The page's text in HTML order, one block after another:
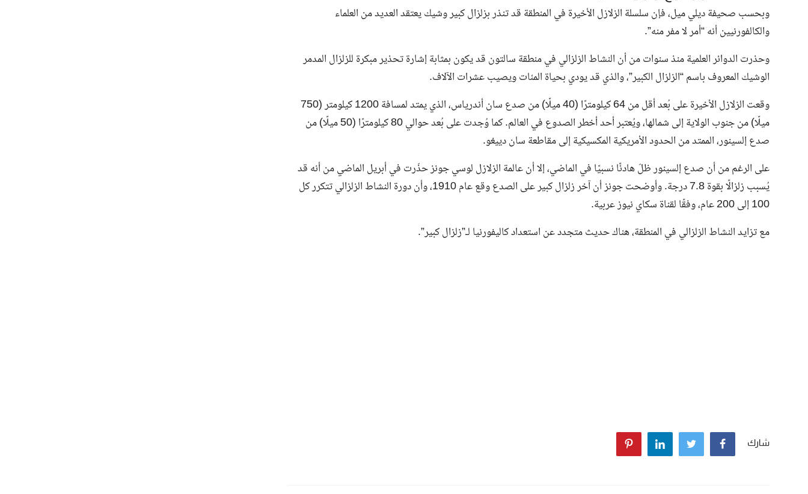
وبحسب صحيفة ديلي ميل، فإن سلسلة الزلازل الأخيرة في المنطقة قد تنذر بزلزال كبير وشيك يعتقد العديد من العلماء
والكالفورنيين أنه “أمر لا مفر منه”.
وحذرت الدوائر العلمية منذ سنوات من أن النشاط الزلزالي في منطقة سالتون قد يكون بمثابة إشارة تحذير مبكرة للزلزال المدمر
الوشيك المعروف باسم “الزلزال الكبير”، والذي قد يودي بحياة المئات ويصيب عشرات الآلاف.
وقعت الزلازل الأخيرة على بُعد أقل من 64 كيلومترًا (40 ميلًا) من صدع سان أندرياس، الذي يمتد لمسافة 1200 كيلومتر (750
ميلًا) من جنوب الولاية إلى شمالها، ويُعتبر أحد أخطر الصدوع في العالم. كما وُجدت على بُعد حوالي 80 كيلومترًا (50 ميلًا) من
صدع إلسينور، الممتد من الحدود الأمريكية المكسيكية إلى مقاطعة سان دييغو.
على الرغم من أن صدع إلسينور ظلّ هادئًا نسبيًا في الماضي، إلا أن عالمة الزلازل لوسي جونز حذّرت في أبريل الماضي من أنه قد
يُسبب زلزالًا بقوة 7.8 درجة. وأوضحت جونز أن آخر زلزال كبير على الصدع وقع عام 1910، وأن دورة النشاط الزلزالي تتكرر كل
100 إلى 200 عام، وفقًا لقناة سكاي نيوز عربية.
مع تزايد النشاط الزلزالي في المنطقة، هناك حديث متجدد عن استعداد كاليفورنيا لـ”زلزال كبير”.
شارك